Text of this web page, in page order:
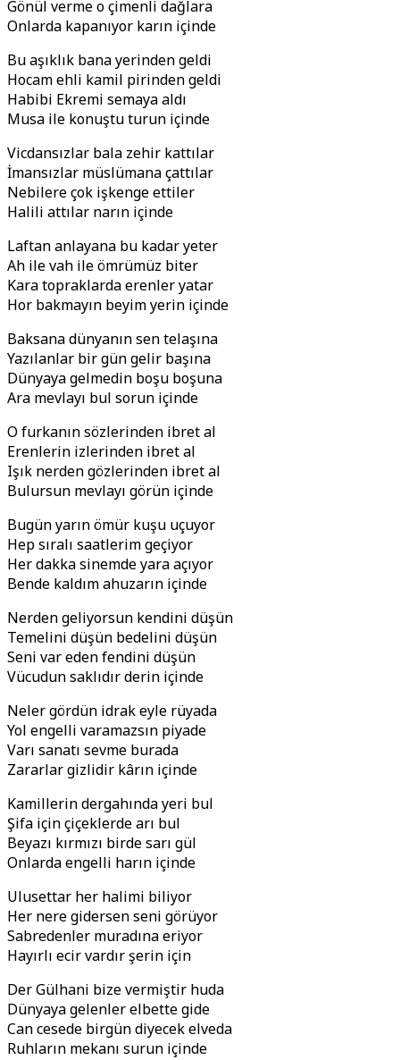
Gönül verme o çimenli dağlara
Onlarda kapanıyor karın içinde
Bu aşıklık bana yerinden geldi
Hocam ehli kamil pirinden geldi
Habibi Ekremi semaya aldı
Musa ile konuştu turun içinde
Vicdansızlar bala zehir kattılar
İmansızlar müslümana çattılar
Nebilere çok işkenge ettiler
Halili attılar narın içinde
Laftan anlayana bu kadar yeter
Ah ile vah ile ömrümüz biter
Kara topraklarda erenler yatar
Hor bakmayın beyim yerin içinde
Baksana dünyanın sen telaşına
Yazılanlar bir gün gelir başına
Dünyaya gelmedin boşu boşuna
Ara mevlayı bul sorun içinde
O furkanın sözlerinden ibret al
Erenlerin izlerinden ibret al
Işık nerden gözlerinden ibret al
Bulursun mevlayı görün içinde
Bugün yarın ömür kuşu uçuyor
Hep sıralı saatlerim geçiyor
Her dakka sinemde yara açıyor
Bende kaldım ahuzarın içinde
Nerden geliyorsun kendini düşün
Temelini düşün bedelini düşün
Seni var eden fendini düşün
Vücudun saklıdır derin içinde
Neler gördün idrak eyle rüyada
Yol engelli varamazsın piyade
Varı sanatı sevme burada
Zararlar gizlidir kârın içinde
Kamillerin dergahında yeri bul
Şifa için çiçeklerde arı bul
Beyazı kırmızı birde sarı gül
Onlarda engelli harın içinde
Ulusettar her halimi biliyor
Her nere gidersen seni görüyor
Sabredenler muradına eriyor
Hayırlı ecir vardır şerin için
Der Gülhani bize vermiştir huda
Dünyaya gelenler elbette gide
Can cesede birgün diyecek elveda
Ruhların mekanı surun içinde